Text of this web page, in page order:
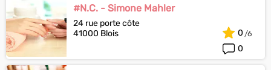
#N.C. - Simone Mahler
24 rue porte côte
41000 Blois
0
0